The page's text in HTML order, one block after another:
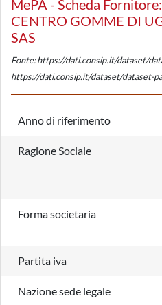
MePA - Scheda
CENTRO GOMME DI
SAS
Fonte: https://dati.consip.it/dataset/
https://dati.consip.it/dataset/dataset-
Anno di riferimento
Ragione Sociale
Forma societaria
Partita iva
Nazione sede legale